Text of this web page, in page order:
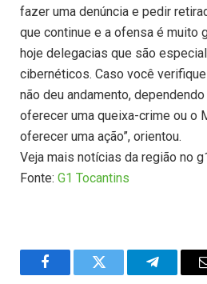
fazer uma denúncia e pedir
que continue e a ofensa é muito
hoje delegacias que são
cibernéticos. Caso você
não deu andamento,
oferecer uma queixa-crime ou o
oferecer uma ação”, orientou.
Veja mais notícias da região no
Fonte: G1 Tocantins
FacebookTwitter Telegram